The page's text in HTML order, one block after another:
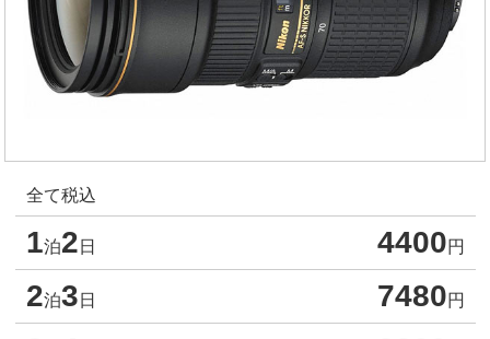
全て税込
1泊2 日 4400円
2泊3 日 7480円